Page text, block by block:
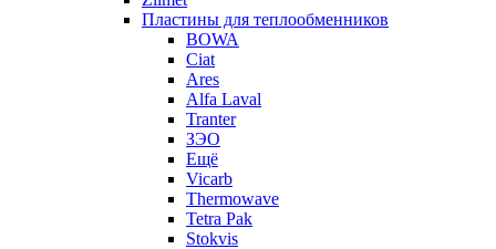
Пластины для теплообменников
BOWA
Ciat
Ares
Alfa Laval
Tranter
ЗЭО
Ещё
Vicarb
Thermowave
Tetra Pak
Stokvis